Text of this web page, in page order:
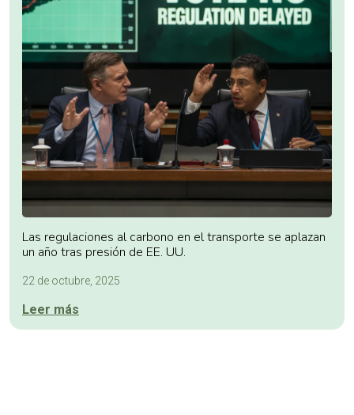
Las regulaciones al carbono en el transporte se aplazan
un año tras presión de EE. UU.
22 de octubre, 2025
Leer más